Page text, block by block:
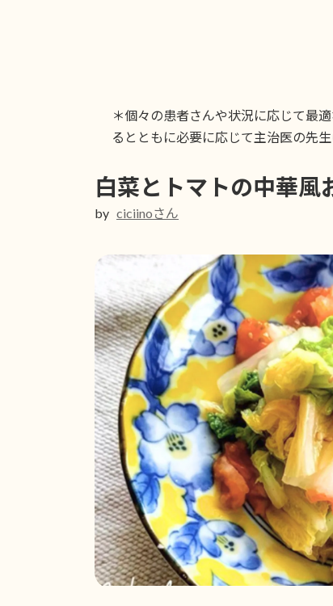
＊個々の患者さんや状況に応じて最
るとともに必要に応じて主治医の先生
白菜とトマトの中華風
by ciciinoさん